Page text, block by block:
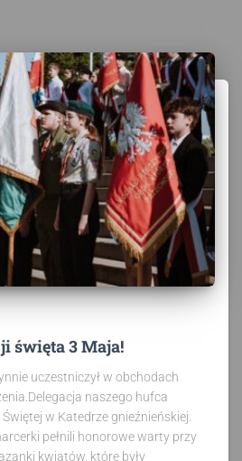
święta 3 Maja!
uczestniczył w obchodach
naszego hufca
w Katedrze gnieźnieńskiej.
pełnili honorowe warty przy
kwiatów, które były